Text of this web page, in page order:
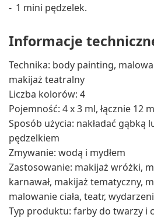
1 mini pędzelek.
Informacje
Technika: body painting,
makijaż teatralny
Liczba kolorów: 4
Pojemność: 4 x 3 ml, łącznie 12
Sposób użycia: nakładać gąbką
pędzelkiem
Zmywanie: wodą i mydłem
Zastosowanie: makijaż wróżki,
karnawał, makijaż tematyczny,
malowanie ciała, teatr,
Typ produktu: farby do twarzy i